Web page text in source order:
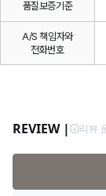
품질보증기준
A/S 책임자와
전화번호